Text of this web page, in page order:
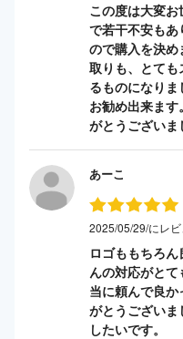
この度は大変
で若干不安も
ので購入を決め
取りも、とて
るものになり
お勧め出来ま
がとうございま
あーこ
2025/05/29/にレ
ロゴももちろ
んの対応がと
当に頼んで良
がとうござい
したいです。